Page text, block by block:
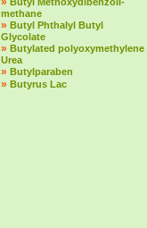
methane
» Butyl Phthalyl Butyl
Glycolate
» Butylated polyoxymethylene
Urea
» Butylparaben
» Butyrus Lac